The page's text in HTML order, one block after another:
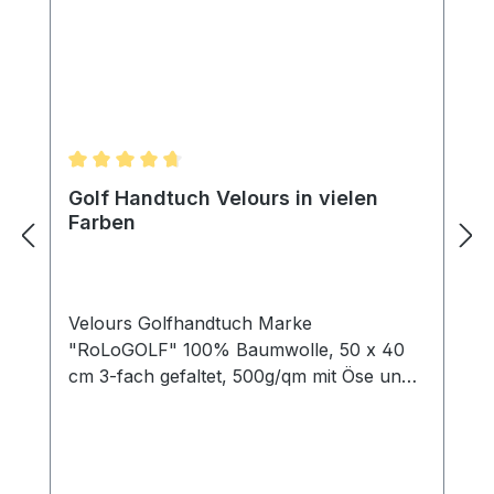
Durchschnittliche Bewertung von 4.75 von 5
Golf Handtuch Velours in vielen
Farben
Velours Golfhandtuch Marke
"RoLoGOLF" 100% Baumwolle, 50 x 40
cm 3-fach gefaltet, 500g/qm mit Öse und